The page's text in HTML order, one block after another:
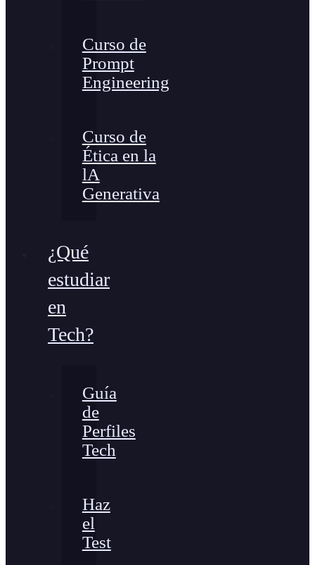
Curso de
Prompt
Engineering
Curso de
Ética en la
lA
Generativa
¿Qué
estudiar
en
Tech?
Guía
de
Perfiles
Tech
Haz
el
Test